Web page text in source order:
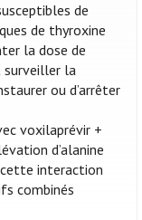
de
de thyroxine
la dose de
surveiller la
ou d’arrêter
voxilaprévir +
d’alanine
cette interaction
combinés